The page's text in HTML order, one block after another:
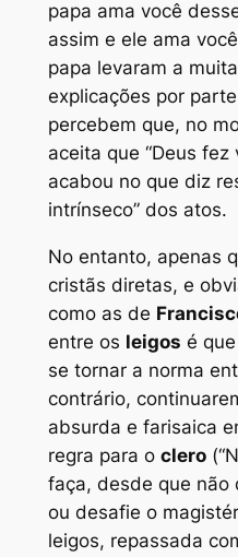
papa ama você
assim e ele ama
papa levaram a
explicações por
percebem que, no
aceita que “Deus fez
acabou no que diz
intrínseco” dos atos.
No entanto, apenas
cristãs diretas, e
como as de
entre os leigos é
se tornar a norma
contrário,
absurda e farisaica
regra para o clero
faça, desde que não
ou desafie o
leigos, repassada